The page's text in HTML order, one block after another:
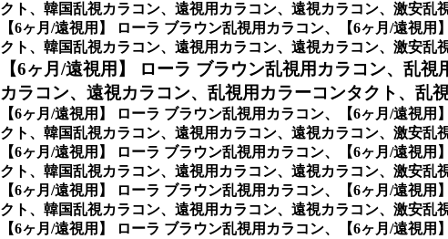
クト、韓国乱視カラコン、遠視用カラコン、遠視カラコン、激安
【6ヶ月/遠視用】 ローラ ブラウン乱視用カラコン、
【6ヶ月/遠視
クト、韓国乱視カラコン、遠視用カラコン、遠視カラコン、激安
【6ヶ月/遠視用】 ローラ ブラウン乱視用カラコン、 乱視
カラコン、遠視カラコン、乱視用カラーコンタクト、乱
【6ヶ月/遠視用】 ローラ ブラウン乱視用カラコン、
【6ヶ月/遠視
クト、韓国乱視カラコン、遠視用カラコン、遠視カラコン、激安
【6ヶ月/遠視用】 ローラ ブラウン乱視用カラコン、
【6ヶ月/遠視
クト、韓国乱視カラコン、遠視用カラコン、遠視カラコン、激安
【6ヶ月/遠視用】 ローラ ブラウン乱視用カラコン、
【6ヶ月/遠視
クト、韓国乱視カラコン、遠視用カラコン、遠視カラコン、激安乱
【6ヶ月/遠視用】 ローラ ブラウン乱視用カラコン、
【6ヶ月/遠視